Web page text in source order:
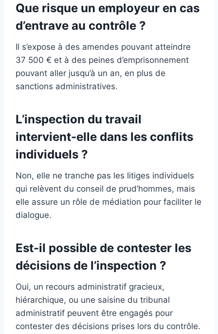
Que risque un employeur en cas
d’entrave au contrôle ?
Il s’expose à des amendes pouvant atteindre
37 500 € et à des peines d’emprisonnement
pouvant aller jusqu’à un an, en plus de
sanctions administratives.
L’inspection du travail
intervient-elle dans les conflits
individuels ?
Non, elle ne tranche pas les litiges individuels
qui relèvent du conseil de prud’hommes, mais
elle assure un rôle de médiation pour faciliter le
dialogue.
Est-il possible de contester les
décisions de l’inspection ?
Oui, un recours administratif gracieux,
hiérarchique, ou une saisine du tribunal
administratif peuvent être engagés pour
contester des décisions prises lors du contrôle.